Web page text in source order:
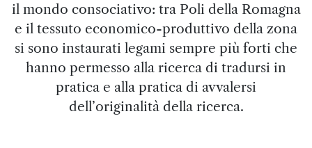
il mondo consociativo: tra Poli della Romagna
e il tessuto economico-produttivo della zona
si sono instaurati legami sempre più forti che
hanno permesso alla ricerca di tradursi in
pratica e alla pratica di avvalersi
dell’originalità della ricerca.